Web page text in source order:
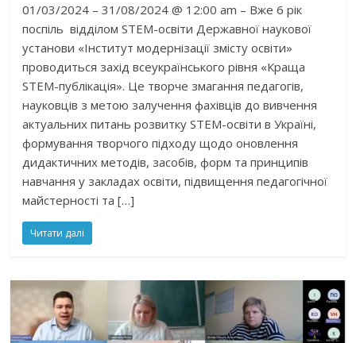
01/03/2024 – 31/08/2024 @ 12:00 am – Вже 6 рік
поспіль відділом STEM-освіти Державної наукової
установи «Інститут модернізації змісту освіти»
проводиться захід всеукраїнського рівня «Краща
STEM-публікація». Це творче змагання педагогів,
науковців з метою залучення фахівців до вивчення
актуальних питань розвитку STEM-освіти в Україні,
формування творчого підходу щодо оновлення
дидактичних методів, засобів, форм та принципів
навчання у закладах освіти, підвищення педагогічної
майстерності та […]
Читати далі